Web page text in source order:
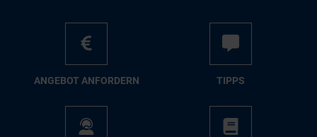
AN­GE­BOT AN­FOR­DERN TIPPS